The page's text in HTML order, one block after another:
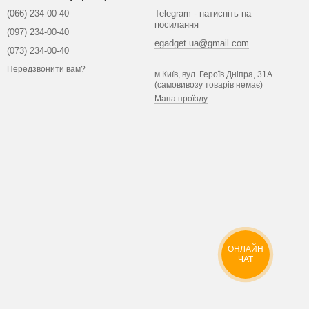
(066) 234-00-40
(097) 234-00-40
(073) 234-00-40
Передзвонити вам?
Telegram - натисніть на
посилання
egadget.ua@gmail.com
м.Київ, вул. Героїв Дніпра, 31А
(самовивозу товарів немає)
Мапа проїзду
ОНЛАЙН
ЧАТ